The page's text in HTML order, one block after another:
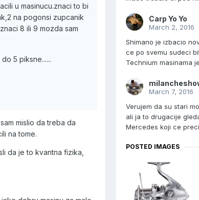
u masinucu.znaci to bi
na pogonsi zupcanik
8 ili 9 mozda sam
5 piksne......
mislio da treba da
na tome.
da je to kvantna fizika,
Carp Yo Yo
March 2, 2016
Shimano je izbacio
ce po svemu sudeci
Technium masinama
March 7, 2016
Verujem da su stari
ali ja to drugacije
Mercedes koji ce
POSTED IMAGES